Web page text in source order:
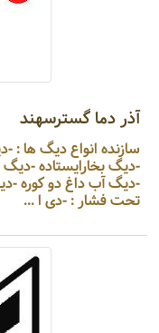
آذر دما گسترسهند
سازنده انواع دیگ ها
-دیگ بخارایستاده -دیگ
-دیگ آب داغ دو کوره -
تحت فشار : -دی ا ...